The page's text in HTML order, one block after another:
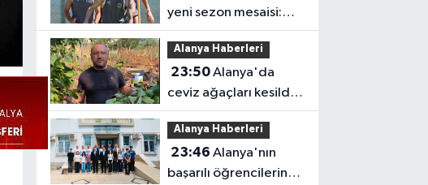
yeni sezon mesaisi:
Transferde son durum
Alanya Haberleri
23:50Alanya'da
ceviz ağaçları kesildi,
vatandaş isyan etti
Alanya Haberleri
23:46 Alanya'nın
başarılı öğrencilerine